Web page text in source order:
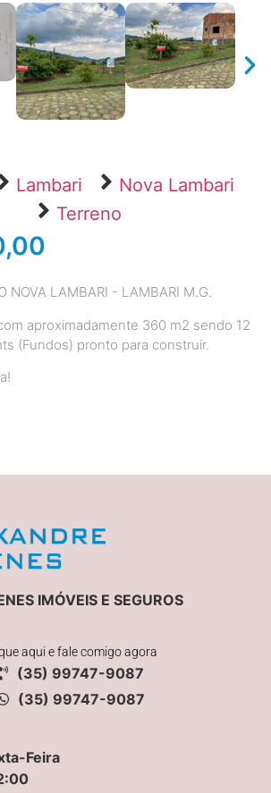
Lambari
Nova Lambari
Terreno
NOVA LAMBARI - LAMBARI M.G.
aproximadamente 360 m2 sendo 12
(Fundos) pronto para construir.
IMÓVEIS E SEGUROS
aqui e fale comigo agora
(35) 99747-9087
(35) 99747-9087
Feira